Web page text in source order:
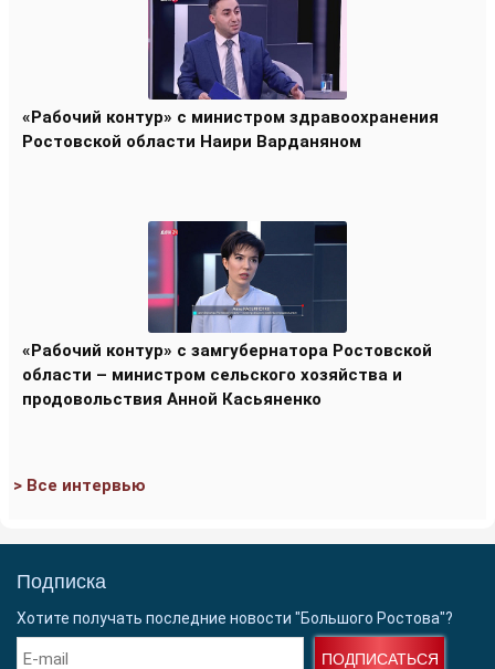
«Рабочий контур» с министром здравоохранения
Ростовской области Наири Варданяном
«Рабочий контур» с замгубернатора Ростовской
области – министром сельского хозяйства и
продовольствия Анной Касьяненко
> Все интервью
Подписка
Хотите получать последние новости "Большого Ростова"?
ПОДПИСАТЬСЯ